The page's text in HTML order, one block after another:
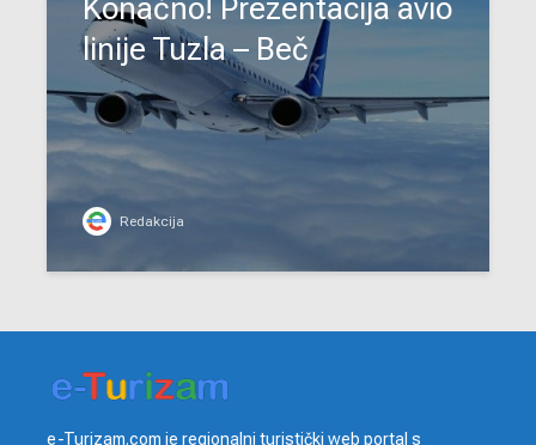
Konačno! Prezentacija avio
linije Tuzla – Beč
Redakcija
e-Turizam.com je regionalni turistički web portal s